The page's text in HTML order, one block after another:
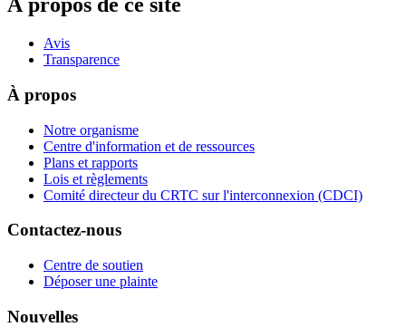
À propos de ce site
Avis
Transparence
À propos
Notre organisme
Centre d'information et de ressources
Plans et rapports
Lois et règlements
Comité directeur du CRTC sur l'interconnexion (CDCI)
Contactez-nous
Centre de soutien
Déposer une plainte
Nouvelles